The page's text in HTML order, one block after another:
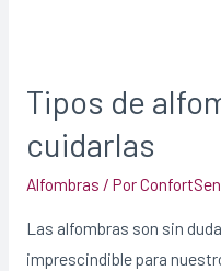
Tipos de
cuidarlas
Alfombras / Por
Las alfombras son sin
imprescindible para